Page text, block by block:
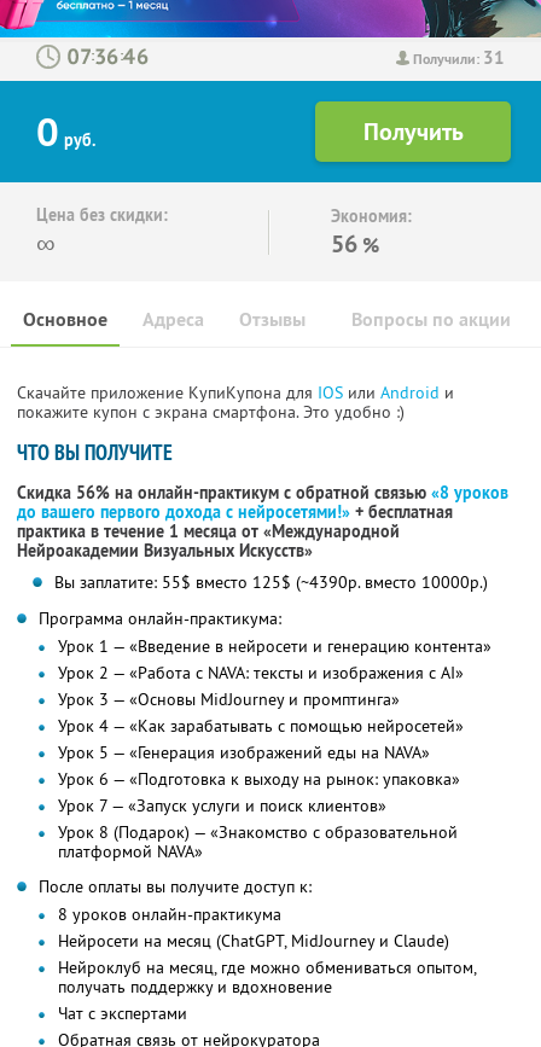
Получили: 31
: :
0 руб.
Цена без скидки:
∞
Экономия:
56 %
Основное Отзывы Вопросы по акции
Адреса
Скачайте приложение КупиКупона для IOS или Android и
покажите купон с экрана смартфона. Это удобно :)
ЧТО ВЫ ПОЛУЧИТЕ
Скидка 56% на онлайн-практикум с обратной связью «8 уроков
до вашего первого дохода с нейросетями!» + бесплатная
практика в течение 1 месяца от «Международной
Нейроакадемии Визуальных Искусств»
Вы заплатите: 55$ вместо 125$ (~4390р. вместо 10000р.)
Программа онлайн-практикума:
Урок 1 — «Введение в нейросети и генерацию контента»
Урок 2 — «Работа с NAVA: тексты и изображения с AI»
Урок 3 — «Основы MidJourney и промптинга»
Урок 4 — «Как зарабатывать с помощью нейросетей»
Урок 5 — «Генерация изображений еды на NAVA»
Урок 6 — «Подготовка к выходу на рынок: упаковка»
Урок 7 — «Запуск услуги и поиск клиентов»
Урок 8 (Подарок) — «Знакомство с образовательной
платформой NAVA»
После оплаты вы получите доступ к:
8 уроков онлайн-практикума
Нейросети на месяц (ChatGPT, MidJourney и Claude)
Нейроклуб на месяц, где можно обмениваться опытом,
получать поддержку и вдохновение
Чат с экспертами
Обратная связь от нейрокуратора